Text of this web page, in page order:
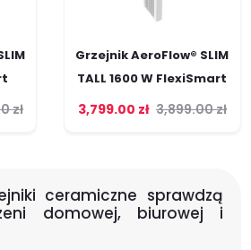
zł
Grzejnik AeroFlow® SLIM
TALL 1600 W FlexiSmart
3,899.00zł
3,799.00 zł
ceramiczne sprawdzą
domowej, biurowej i